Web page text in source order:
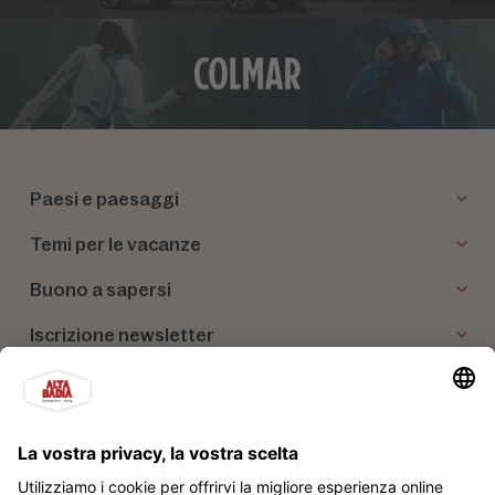
Paesi e paesaggi
Temi per le vacanze
Buono a sapersi
Iscrizione newsletter
I nostri partner